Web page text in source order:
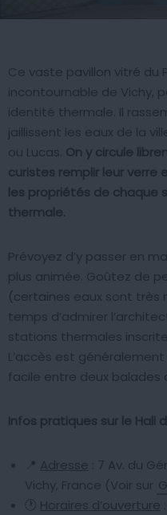
Ce vaste pavillon vitré du
incontournable de Vichy,
identité thermale. Il
jaillissent les eaux de la
ou Lucas. On y circule
curistes remplir leur verre
les propriétés de chaque
thermale.
Prévoyez d’y passer en
plus animée. Goûtez de
(certaines eaux sont très
temps d’admirer
stations thermales
L’accès est
facile entre deux balades
Infos pratiques sur le Hall
📍 Adresse : 7 Av. du
Vichy, France (Voir sur
🕐 Horaires d’ouverture